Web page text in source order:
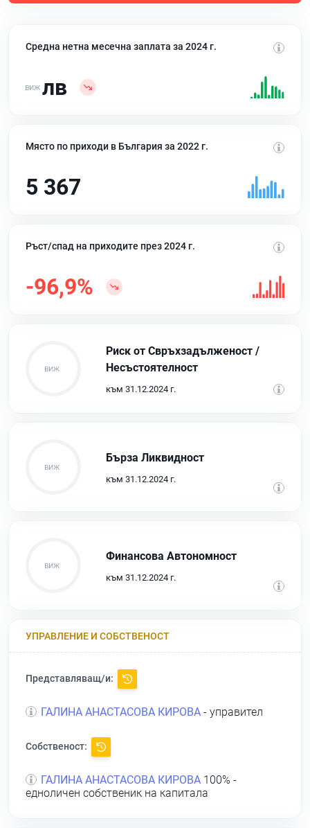
Средна нетна месечна заплата за 2024 г.
лв
Място по приходи в България за 2022 г.
5 367
Ръст/спад на приходите през 2024 г.
-96,9%
Риск от Свръхзадълженост /
Несъстоятелност
към 31.12.2024 г.
Бърза Ликвидност
към 31.12.2024 г.
Финансова Автономност
към 31.12.2024 г.
УПРАВЛЕНИЕ И СОБСТВЕНОСТ
Представляващ/и:
ГАЛИНА АНАСТАСОВА КИРОВА - управител
Собственост:
ГАЛИНА АНАСТАСОВА КИРОВА 100% -
едноличен собственик на капитала